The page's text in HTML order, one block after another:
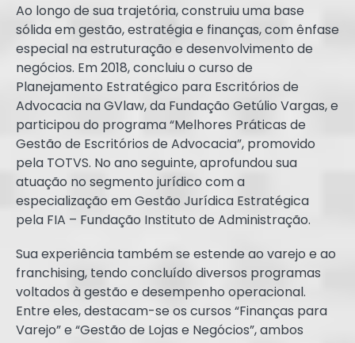
Ao longo de sua trajetória, construiu uma base
sólida em gestão, estratégia e finanças, com ênfase
especial na estruturação e desenvolvimento de
negócios. Em 2018, concluiu o curso de
Planejamento Estratégico para Escritórios de
Advocacia na GVlaw, da Fundação Getúlio Vargas, e
participou do programa “Melhores Práticas de
Gestão de Escritórios de Advocacia”, promovido
pela TOTVS. No ano seguinte, aprofundou sua
atuação no segmento jurídico com a
especialização em Gestão Jurídica Estratégica
pela FIA – Fundação Instituto de Administração.
Sua experiência também se estende ao varejo e ao
franchising, tendo concluído diversos programas
voltados à gestão e desempenho operacional.
Entre eles, destacam-se os cursos “Finanças para
Varejo” e “Gestão de Lojas e Negócios”, ambos